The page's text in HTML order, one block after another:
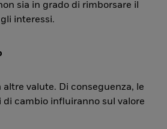
sia in grado di rimborsare il
interessi.
altre valute. Di conseguenza, le
di cambio influiranno sul valore